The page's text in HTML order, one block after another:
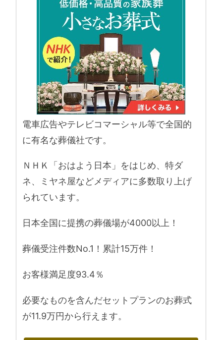
電車広告やテレビコマーシャル等で全国的
に有名な葬儀社です。
ＮＨＫ「おはよう日本」をはじめ、特ダ
ネ、ミヤネ屋などメディアに多数取り上げ
られています。
日本全国に提携の葬儀場が4000以上！
葬儀受注件数No.1！累計15万件！
お客様満足度93.4％
必要なものを含んだセットプランのお葬式
が11.9万円から行えます。